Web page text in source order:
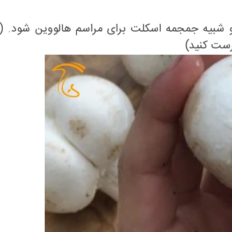
شبیه جمجمه اسکلت برای مراسم هالووین
کنید)